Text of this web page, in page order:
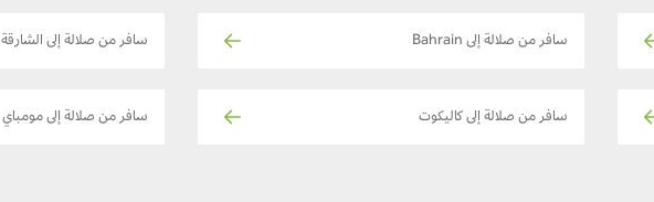
سافر من صلالة إلى Bahrain سافر من صلالة إلى الشارقة
سافر من صلالة إلى كاليكوت سافر من صلالة إلى مومباي